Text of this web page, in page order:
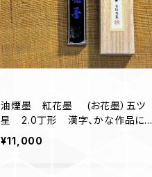
油煙墨 紅花墨 (お花墨）五ツ
星 2.0丁形 漢字、かな作品にオ
ススメ
¥11,000